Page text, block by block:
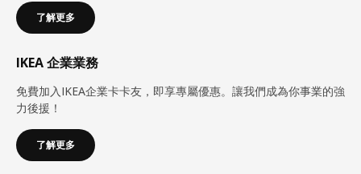
了解更多
IKEA 企業業務
免費加入IKEA企業卡卡友，即享專屬優惠。讓我們成為你事業的強
力後援！
了解更多